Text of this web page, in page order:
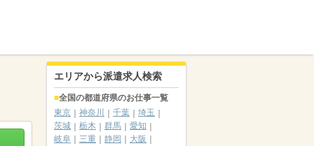
エリアから派遣求人検索
全国の都道府県のお仕事一覧
東京
神奈川 千葉
埼玉
茨城
栃木 群馬
愛知
岐阜
三重 静岡
大阪